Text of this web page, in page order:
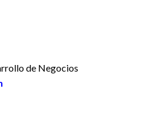
de Negocios